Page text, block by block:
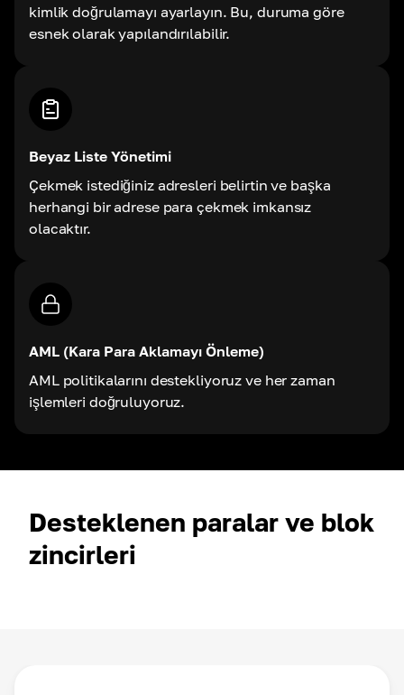
kimlik doğrulamayı ayarlayın. Bu, duruma göre
esnek olarak yapılandırılabilir.
Beyaz Liste Yönetimi
Çekmek istediğiniz adresleri belirtin ve başka
herhangi bir adrese para çekmek imkansız
olacaktır.
AML (Kara Para Aklamayı Önleme)
AML politikalarını destekliyoruz ve her zaman
işlemleri doğruluyoruz.
Desteklenen paralar ve blok
zincirleri